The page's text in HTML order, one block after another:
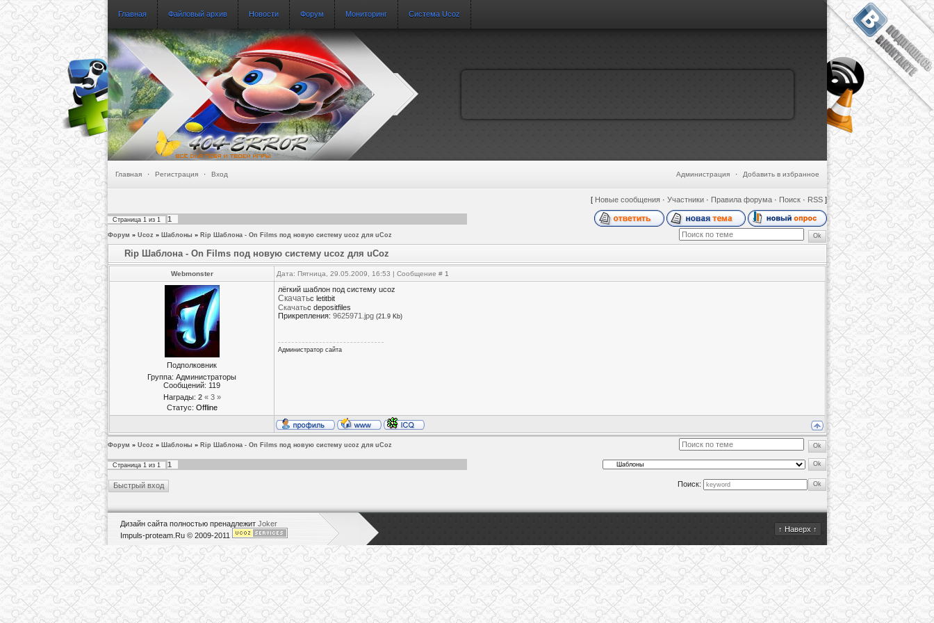
Главная Файловый архив Новости Форум Мониторинг Система Ucoz
Главная · Регистрация · Вход Администрация · Добавить в избранное
[ Новые сообщения · Участники · Правила форума · Поиск · RSS ]
Страница 1 из 1 1
Форум » Ucoz » Шаблоны » Rip Шаблона - On Films под новую систему ucoz для uCoz
Rip Шаблона - On Films под новую систему ucoz для uCoz
Webmonster Дата: Пятница, 29.05.2009, 16:53 | Сообщение # 1
Подполковник
Группа: Администраторы
Сообщений: 119
Награды: 2 « 3 »
Статус: Offline
лёгкий шаблон под систему ucoz
Скачатьс letitbit
Скачатьс depositfiles
Прикрепления: 9625971.jpg (21.9 Kb)
Администратор сайта
Форум » Ucoz » Шаблоны » Rip Шаблона - On Films под новую систему ucoz для uCoz
Страница 1 из 1 1
Поиск:
Дизайн сайта полностью пренадлежит Joker
Impuls-proteam.Ru © 2009-2011
↑ Наверх ↑